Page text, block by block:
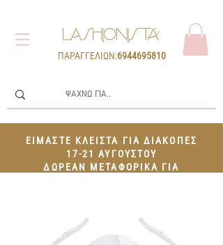
ΠΑΡΑΓΓΕΛΙΩΝ:6944695810
ΕΙΜΑΣΤΕ ΚΛΕΙΣΤΑ ΓΙΑ ΔΙΑΚΟΠΕΣ
17-21 ΑΥΓΟΥΣΤΟΥ
ΔΩΡΕΑΝ ΜΕΤΑΦΟΡΙΚΑ ΓΙΑ